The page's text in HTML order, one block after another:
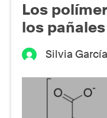
Los
los pañales
Silvia